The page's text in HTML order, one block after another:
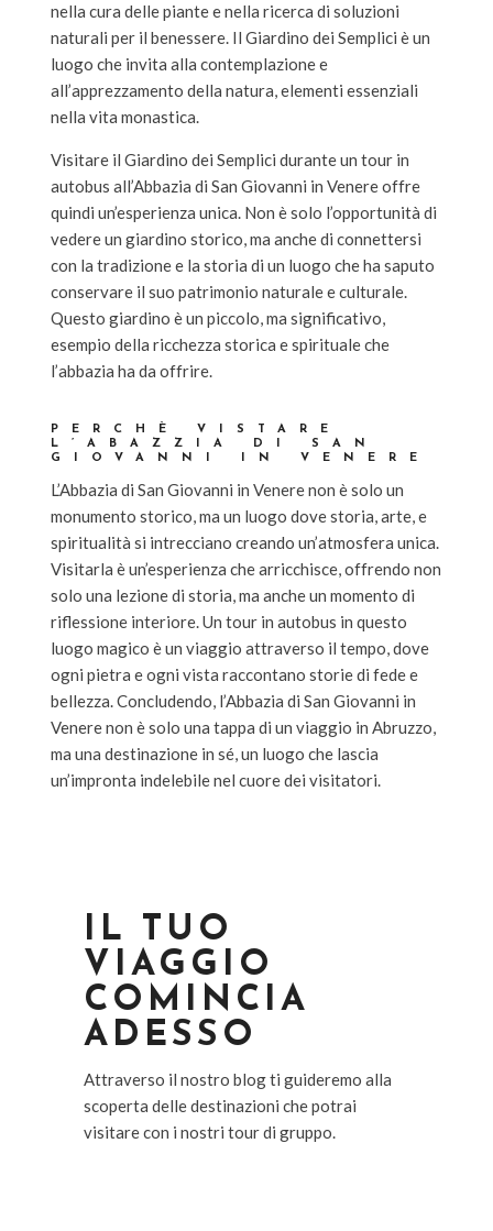
nella cura delle piante e nella ricerca di soluzioni
naturali per il benessere. Il Giardino dei Semplici è un
luogo che invita alla contemplazione e
all’apprezzamento della natura, elementi essenziali
nella vita monastica.
Visitare il Giardino dei Semplici durante un tour in
autobus all’Abbazia di San Giovanni in Venere offre
quindi un’esperienza unica. Non è solo l’opportunità di
vedere un giardino storico, ma anche di connettersi
con la tradizione e la storia di un luogo che ha saputo
conservare il suo patrimonio naturale e culturale.
Questo giardino è un piccolo, ma significativo,
esempio della ricchezza storica e spirituale che
l’abbazia ha da offrire.
PERCHÈ VISTARE
L’ABAZZIA DI SAN
GIOVANNI IN VENERE
L’Abbazia di San Giovanni in Venere non è solo un
monumento storico, ma un luogo dove storia, arte, e
spiritualità si intrecciano creando un’atmosfera unica.
Visitarla è un’esperienza che arricchisce, offrendo non
solo una lezione di storia, ma anche un momento di
riflessione interiore. Un tour in autobus in questo
luogo magico è un viaggio attraverso il tempo, dove
ogni pietra e ogni vista raccontano storie di fede e
bellezza. Concludendo, l’Abbazia di San Giovanni in
Venere non è solo una tappa di un viaggio in Abruzzo,
ma una destinazione in sé, un luogo che lascia
un’impronta indelebile nel cuore dei visitatori.
IL TUO
VIAGGIO
COMINCIA
ADESSO
Attraverso il nostro blog ti guideremo alla
scoperta delle destinazioni che potrai
visitare con i nostri tour di gruppo.